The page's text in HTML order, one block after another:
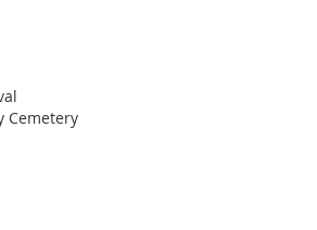
Cemetery